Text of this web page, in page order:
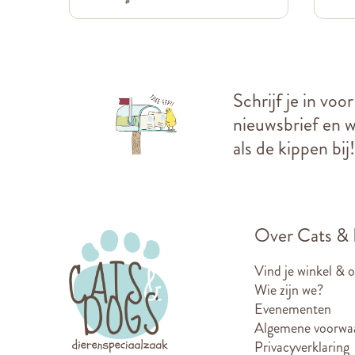
Schrijf je in
nieuwsbrief en
als de kippen bij!
Over Cats &
Vind je winkel &
Wie zijn we?
Evenementen
Algemene
Privacyverklaring